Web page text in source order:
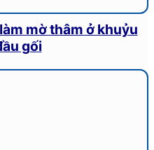
mờ thâm ở khuỷu
gối